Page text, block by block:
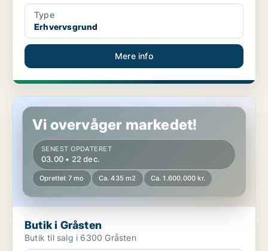
Type
Erhvervsgrund
Mere info
Butik i Gråsten
Vi overvåger markedet!
SENEST OPDATERET
03.00 • 22 dec.
Oprettet 7 mo Ca. 435 m2 Ca. 1.600.000 kr.
Butik i Gråsten
Butik til salg i 6300 Gråsten